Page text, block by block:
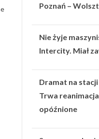
Poznań –
Nie żyje
Intercity. Miał
Dramat na stacji
Trwa
opóźnione